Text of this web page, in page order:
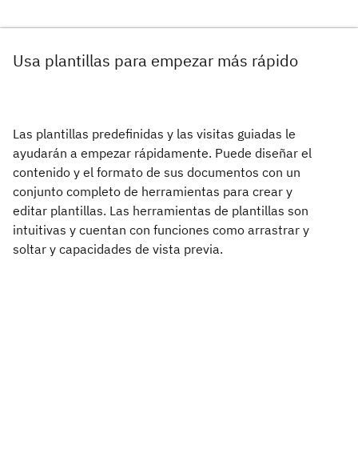
Usa plantillas para empezar más rápido
Las plantillas predefinidas y las visitas guiadas le
ayudarán a empezar rápidamente. Puede diseñar el
contenido y el formato de sus documentos con un
conjunto completo de herramientas para crear y
editar plantillas. Las herramientas de plantillas son
intuitivas y cuentan con funciones como arrastrar y
soltar y capacidades de vista previa.